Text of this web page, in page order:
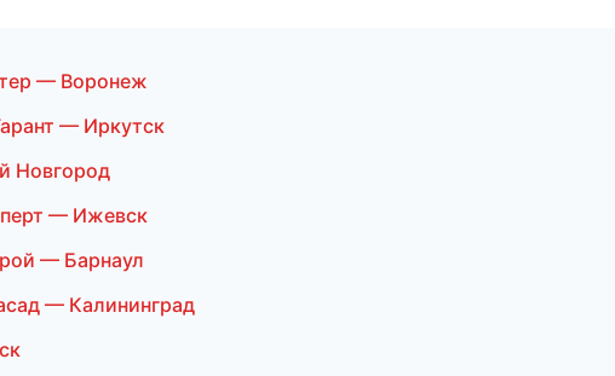
— Воронеж
— Иркутск
Новгород
— Ижевск
— Барнаул
— Калининград